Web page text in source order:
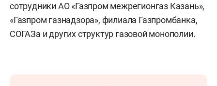
сотрудники АО «Газпром межрегионгаз Казань»,
«Газпром газнадзора», филиала Газпромбанка,
СОГАЗа и других структур газовой монополии.